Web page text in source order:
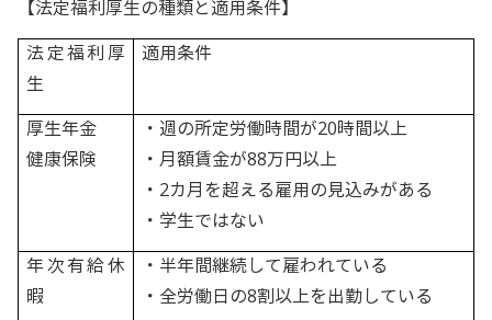
【法定福利厚生の種類と適用条件】
法定福利厚
生
適用条件
厚生年金
健康保険
・週の所定労働時間が20時間以上
・月額賃金が88万円以上
・2カ月を超える雇用の見込みがある
・学生ではない
年次有給休
暇
・半年間継続して雇われている
・全労働日の8割以上を出勤している